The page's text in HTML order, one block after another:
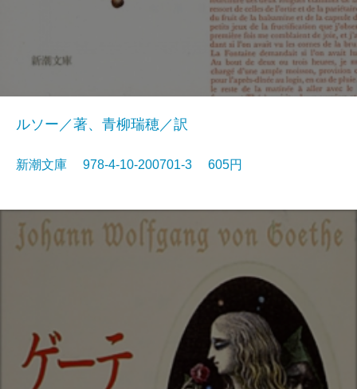
ルソー／著、青柳瑞穂／訳
新潮文庫 978-4-10-200701-3 605円